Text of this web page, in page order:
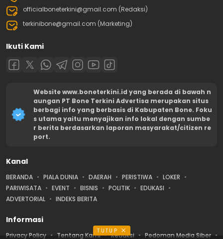
officialboneterkini@gmail.com (Redaksi)
terkinibone@gmail.com (Marketing)
Ikuti Kami
Website www.boneterkini.id yang berada di bawah n
aungan PT Bone Terkini Advertisa merupakan situs
berbagi info yang berbasis di Kabupaten Bone. Foku
s utama yaitu menyajikan info lokal dengan sumbe
r berita berdasarkan laporan masyarakat/citizen re
port.
Kanal
BERANDA PIALA DUNIA DAERAH PERISTIWA
LOKER
PARIWISATA
EVENT BISNIS POLITIK
EDUKASI
ADVERTORIAL
INDEKS BERITA
Informasi
Privacy Policy Tentang Kami Redaksi Pedoman Media Siber
TUTUP